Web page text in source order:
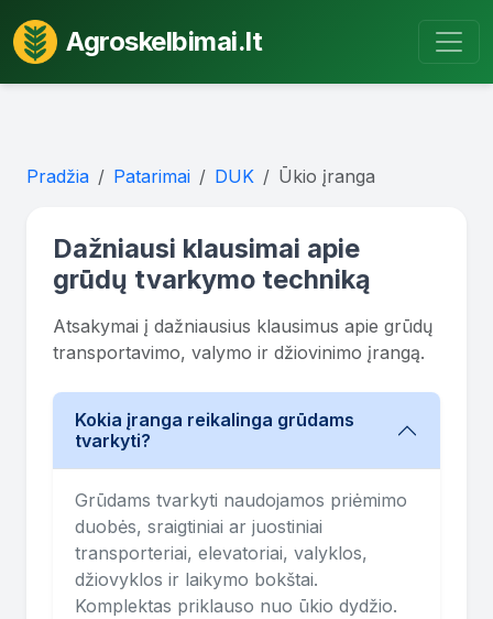
Agroskelbimai.lt
Pradžia Patarimai DUK Ūkio įranga
Dažniausi klausimai apie
grūdų tvarkymo techniką
Atsakymai į dažniausius klausimus apie grūdų
transportavimo, valymo ir džiovinimo įrangą.
Kokia įranga reikalinga grūdams
tvarkyti?
Grūdams tvarkyti naudojamos priėmimo
duobės, sraigtiniai ar juostiniai
transporteriai, elevatoriai, valyklos,
džiovyklos ir laikymo bokštai.
Komplektas priklauso nuo ūkio dydžio.